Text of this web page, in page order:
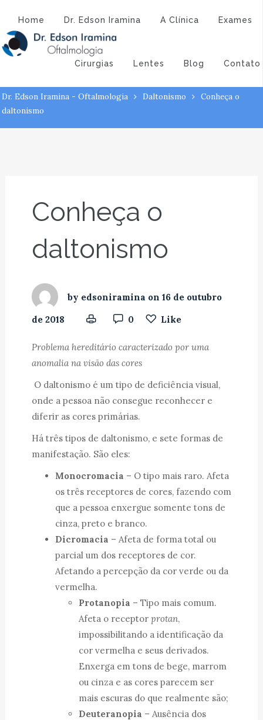
Home Dr. Edson Iramina A Clínica Exames
Cirurgias Lentes Blog Contato
Conheça o
daltonismo
Dr. Edson Iramina - Oftalmologia Daltonismo
Conheça o
daltonismo
Conheça o
daltonismo
by edsoniramina on 16 de outubro
de 2018
0 Like
Problema hereditário caracterizado por uma
anomalia na visão das cores
O daltonismo é um tipo de deficiência visual,
onde a pessoa não consegue reconhecer e
diferir as cores primárias.
Há três tipos de daltonismo, e sete formas de
manifestação. São eles:
Monocromacia – O tipo mais raro. Afeta
os três receptores de cores, fazendo com
que a pessoa enxergue somente tons de
cinza, preto e branco.
Dicromacia – Afeta de forma total ou
parcial um dos receptores de cor.
Afetando a percepção da cor verde ou da
vermelha.
Protanopia – Tipo mais comum.
Afeta o receptor protan,
impossibilitando a identificação da
cor vermelha e seus derivados.
Enxerga em tons de bege, marrom
ou cinza e as cores parecem ser
mais escuras do que realmente são;
Deuteranopia – Ausência dos